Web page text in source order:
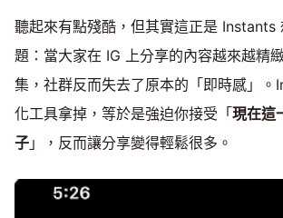
聽起來有點殘酷，但其實這正是 Instants
題：當大家在 IG 上分享的內容越來越精
集，社群反而失去了原本的「即時感」
化工具拿掉，等於是強迫你接受「現在這
子 」，反而讓分享變得輕鬆很多。